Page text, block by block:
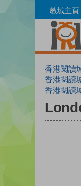
to
教城主頁
香港閱讀
香港閱讀
香港閱讀